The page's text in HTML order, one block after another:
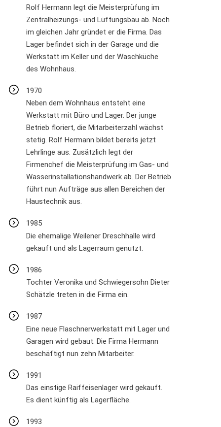
Rolf Hermann legt die Meisterprüfung im
Zentralheizungs- und Lüftungsbau ab. Noch
im gleichen Jahr gründet er die Firma. Das
Lager befindet sich in der Garage und die
Werkstatt im Keller und der Waschküche
des Wohnhaus.
1970
Neben dem Wohnhaus entsteht eine
Werkstatt mit Büro und Lager. Der junge
Betrieb floriert, die Mitarbeiterzahl wächst
stetig. Rolf Hermann bildet bereits jetzt
Lehrlinge aus. Zusätzlich legt der
Firmenchef die Meisterprüfung im Gas- und
Wasserinstallationshandwerk ab. Der Betrieb
führt nun Aufträge aus allen Bereichen der
Haustechnik aus.
1985
Die ehemalige Weilener Dreschhalle wird
gekauft und als Lagerraum genutzt.
1986
Tochter Veronika und Schwiegersohn Dieter
Schätzle treten in die Firma ein.
1987
Eine neue Flaschnerwerkstatt mit Lager und
Garagen wird gebaut. Die Firma Hermann
beschäftigt nun zehn Mitarbeiter.
1991
Das einstige Raiffeisenlager wird gekauft.
Es dient künftig als Lagerfläche.
1993